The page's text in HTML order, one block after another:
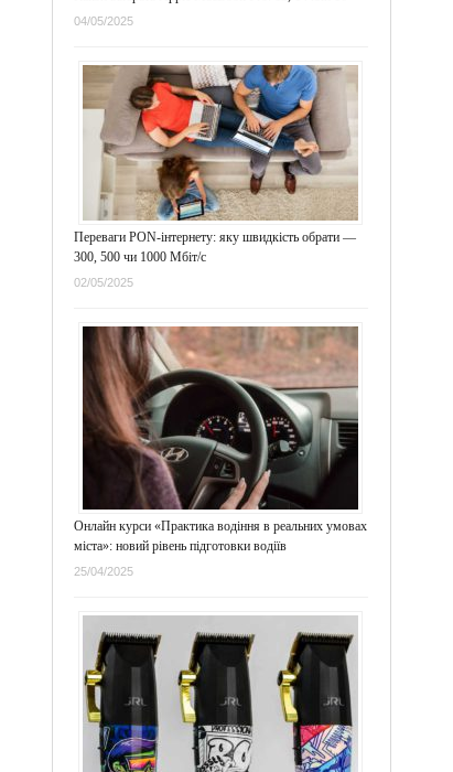
04/05/2025
Переваги PON-інтернету: яку швидкість обрати —
300, 500 чи 1000 Мбіт/с
02/05/2025
Онлайн курси «Практика водіння в реальних умовах
міста»: новий рівень підготовки водіїв
25/04/2025